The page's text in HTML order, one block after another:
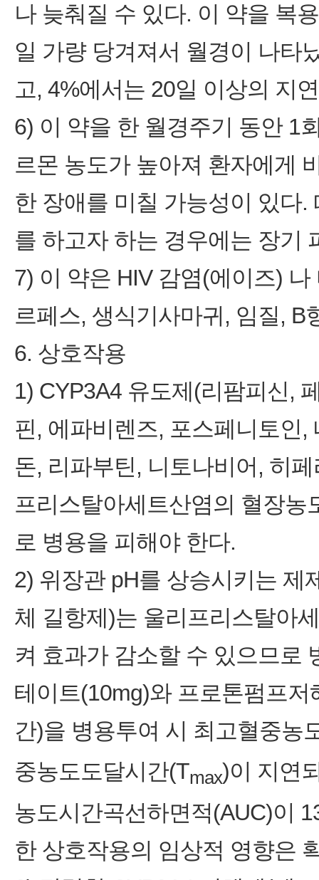
나 늦춰질 수 있다. 이 약을 복
일 가량 당겨져서 월경이 나타
고, 4%에서는 20일 이상의 지
6) 이 약을 한 월경주기 동안 1
르몬 농도가 높아져 환자에게
한 장애를 미칠 가능성이 있다
를 하고자 하는 경우에는 장기
7) 이 약은 HIV 감염(에이즈)
르페스, 생식기사마귀, 임질, B
6. 상호작용
1) CYP3A4 유도제(리팜피신,
핀, 에파비렌즈, 포스페니토인
돈, 리파부틴, 니토나비어, 히
프리스탈아세트산염의 혈장농
로 병용을 피해야 한다.
2) 위장관 pH를 상승시키는 제
체 길항제)는 울리프리스탈아
켜 효과가 감소할 수 있으므로
테이트(10mg)와 프로톤펌프
간)을 병용투여 시 최고혈중농
중농도도달시간(Tmax)이 지연
농도시간곡선하면적(AUC)이
한 상호작용의 임상적 영향은